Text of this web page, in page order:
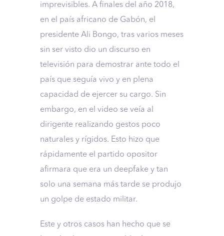
imprevisibles. A finales del año 2018,
en el país africano de Gabón, el
presidente Ali Bongo, tras varios meses
sin ser visto dio un discurso en
televisión para demostrar ante todo el
país que seguía vivo y en plena
capacidad de ejercer su cargo. Sin
embargo, en el video se veía al
dirigente realizando gestos poco
naturales y rígidos. Esto hizo que
rápidamente el partido opositor
afirmara que era un deepfake y tan
solo una semana más tarde se produjo
un golpe de estado militar.
Este y otros casos han hecho que se